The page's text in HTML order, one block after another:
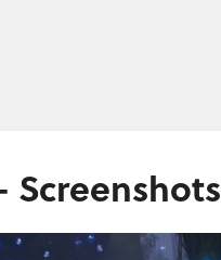
Screenshots